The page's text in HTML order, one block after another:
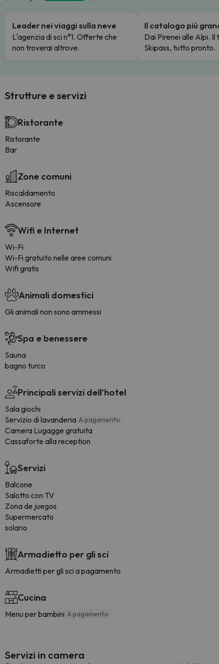
Leader nei viaggi sulla neve
L'agenzia di sci n°1. Offerte che
non troverai altrove.
Il catalogo più
Dai Pirenei alle Alpi. Il
Skipass, tutto pronto.
Strutture e servizi
Ristorante
Ristorante
Bar
Zone comuni
Riscaldamento
Ascensore
Wifi e Internet
Wi-Fi
Wi-Fi gratuito nelle aree comuni
Wifi gratis
Animali domestici
Gli animali non sono ammessi
Spa e benessere
Sauna
bagno turco
Principali servizi dell'hotel
Sala giochi
Servizio di lavanderia A pagamento
Camera Lugagge gratuita
Cassaforte alla reception
Servizi
Balcone
Salotto con TV
Zona de juegos
Supermercato
solario
Armadietto per gli sci
Armadietti per gli sci a pagamento
Cucina
Menu per bambini A pagamento
Servizi in camera